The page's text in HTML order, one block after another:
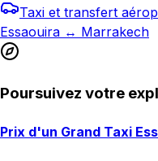
Taxi et transfert
Essaouira ↔ Marrakech
Poursuivez votre
Prix d'un Grand Taxi